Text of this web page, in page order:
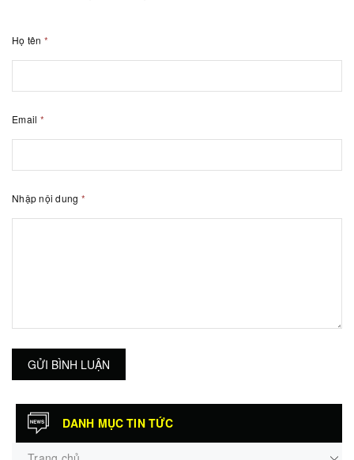
Họ tên *
Email *
Nhập nội dung *
GỬI BÌNH LUẬN
DANH MỤC TIN TỨC